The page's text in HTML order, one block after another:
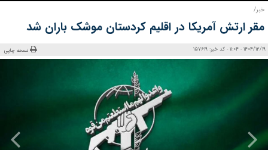
خبر/
مقر ارتش آمریکا در اقلیم کردستان موشک باران شد
1404/12/19 - 11:04 - کد خبر: 157619 نسخه چاپی